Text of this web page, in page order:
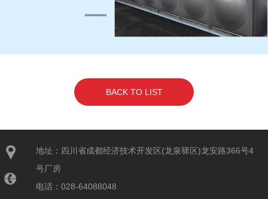
BACK TO LIST
地址：四川省成都经济技术开发区(龙泉驿区)龙安路366号4
号厂房
电话：028-64088048